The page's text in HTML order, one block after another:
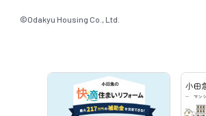
©Odakyu Housing Co., Ltd.